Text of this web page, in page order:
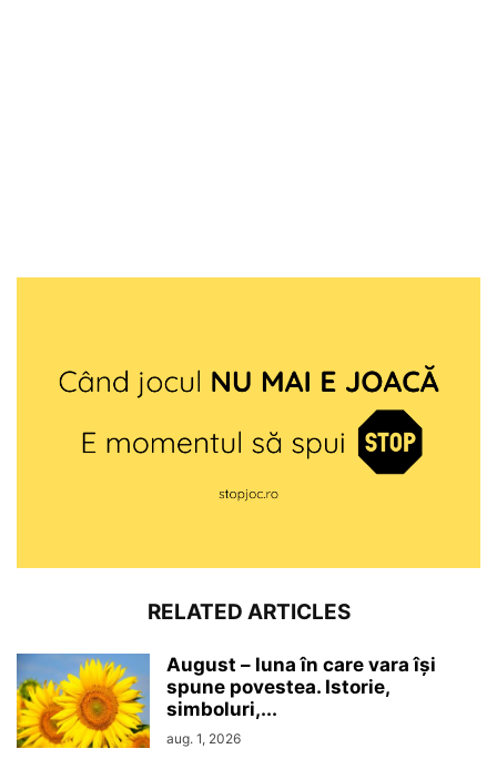
RELATED ARTICLES
August – luna în care vara își
spune povestea. Istorie,
simboluri,...
aug. 1, 2026